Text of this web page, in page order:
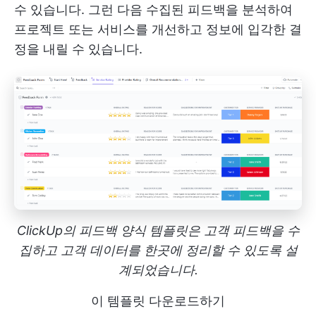
수 있습니다. 그런 다음 수집된 피드백을 분석하여
프로젝트 또는 서비스를 개선하고 정보에 입각한 결
정을 내릴 수 있습니다.
ClickUp의 피드백 양식 템플릿은 고객 피드백을 수
집하고 고객 데이터를 한곳에 정리할 수 있도록 설
계되었습니다.
이 템플릿 다운로드하기